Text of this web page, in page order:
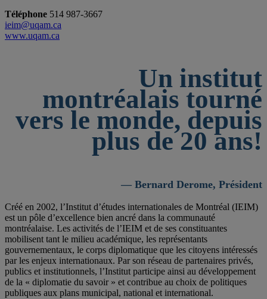
Téléphone 514 987-3667
ieim@uqam.ca
www.uqam.ca
Un institut
montréalais tourné
vers le monde, depuis
plus de 20 ans!
— Bernard Derome, Président
Créé en 2002, l’Institut d’études internationales de Montréal (IEIM)
est un pôle d’excellence bien ancré dans la communauté
montréalaise. Les activités de l’IEIM et de ses constituantes
mobilisent tant le milieu académique, les représentants
gouvernementaux, le corps diplomatique que les citoyens intéressés
par les enjeux internationaux. Par son réseau de partenaires privés,
publics et institutionnels, l’Institut participe ainsi au développement
de la « diplomatie du savoir » et contribue au choix de politiques
publiques aux plans municipal, national et international.